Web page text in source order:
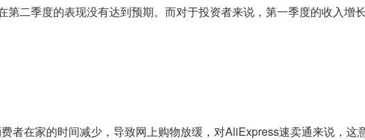
二季度的表现没有达到预期。而对于投资者来说，第一季度的收入增
者在家的时间减少，导致网上购物放缓，对AliExpress速卖通来说，这